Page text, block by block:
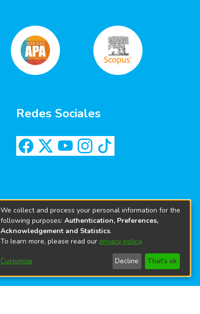
Redes Sociales
We collect and process your personal information for the
following purposes: Authentication, Preferences,
Acknowledgement and Statistics.
To learn more, please read our privacy policy.
Customize Decline That's ok